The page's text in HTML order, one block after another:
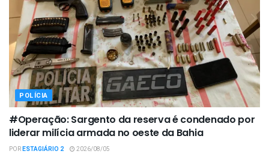
POLÍCIA
#Operação: Sargento da reserva é condenado por
liderar milícia armada no oeste da Bahia
PORESTAGIÁRIO 2 2026/08/05